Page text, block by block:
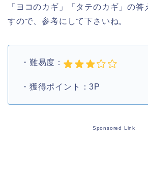
「ヨコのカギ」「タテのカギ」の答
すので、参考にして下さいね。
・難易度：
・獲得ポイント：3P
Sponsored Link